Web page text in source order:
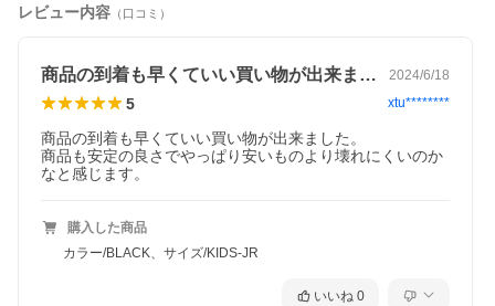
レビュー内容 （口コミ）
商品の到着も早くていい買い物が出来まし… 2024/6/18
5 xtu********
商品の到着も早くていい買い物が出来ました。
商品も安定の良さでやっぱり安いものより壊れにくいのか
購入した商品
カラー/BLACK、サイズ/KIDS-JR
いいね 0